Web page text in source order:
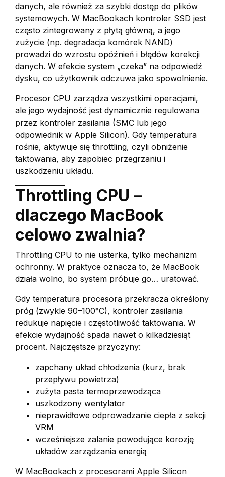
danych, ale również za szybki dostęp do plików
systemowych. W MacBookach kontroler SSD jest
często zintegrowany z płytą główną, a jego
zużycie (np. degradacja komórek NAND)
prowadzi do wzrostu opóźnień i błędów korekcji
danych. W efekcie system „czeka” na odpowiedź
dysku, co użytkownik odczuwa jako spowolnienie.
Procesor CPU zarządza wszystkimi operacjami,
ale jego wydajność jest dynamicznie regulowana
przez kontroler zasilania (SMC lub jego
odpowiednik w Apple Silicon). Gdy temperatura
rośnie, aktywuje się throttling, czyli obniżenie
taktowania, aby zapobiec przegrzaniu i
uszkodzeniu układu.
Throttling CPU –
dlaczego MacBook
celowo zwalnia?
Throttling CPU to nie usterka, tylko mechanizm
ochronny. W praktyce oznacza to, że MacBook
działa wolno, bo system próbuje go… uratować.
Gdy temperatura procesora przekracza określony
próg (zwykle 90–100°C), kontroler zasilania
redukuje napięcie i częstotliwość taktowania. W
efekcie wydajność spada nawet o kilkadziesiąt
procent. Najczęstsze przyczyny:
zapchany układ chłodzenia (kurz, brak
przepływu powietrza)
zużyta pasta termoprzewodząca
uszkodzony wentylator
nieprawidłowe odprowadzanie ciepła z sekcji
VRM
wcześniejsze zalanie powodujące korozję
układów zarządzania energią
W MacBookach z procesorami Apple Silicon